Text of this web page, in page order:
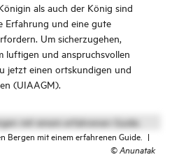
als auch der König sind
Erfahrung und eine gute
Um sicherzugehen,
luftigen und anspruchsvollen
jetzt einen ortskundigen und
(UIAAGM).
Bergen mit einem erfahrenen Guide. |
©Anunatak